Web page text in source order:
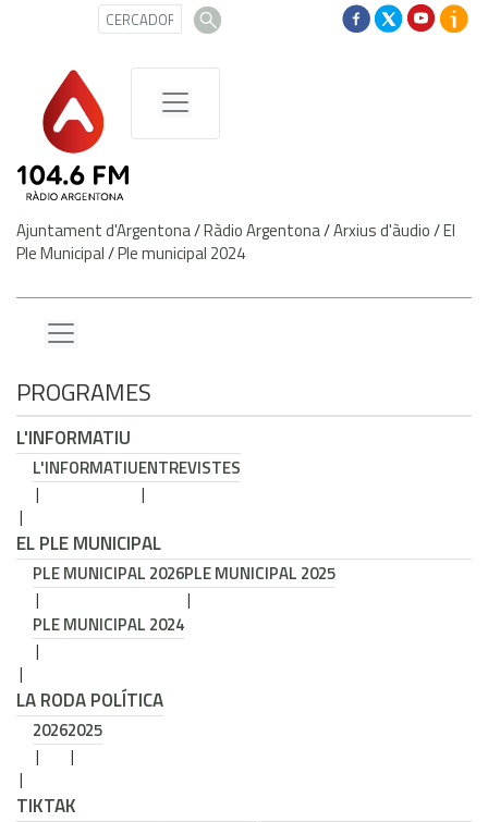
Ajuntament d'Argentona/Ràdio Argentona/Arxius d'àudio/El
Ple Municipal/Ple municipal 2024
PROGRAMES
L'INFORMATIU
L'INFORMATIUENTREVISTES
EL PLE MUNICIPAL
PLE MUNICIPAL 2026PLE MUNICIPAL 2025
PLE MUNICIPAL 2024
LA RODA POLÍTICA
20262025
TIKTAK